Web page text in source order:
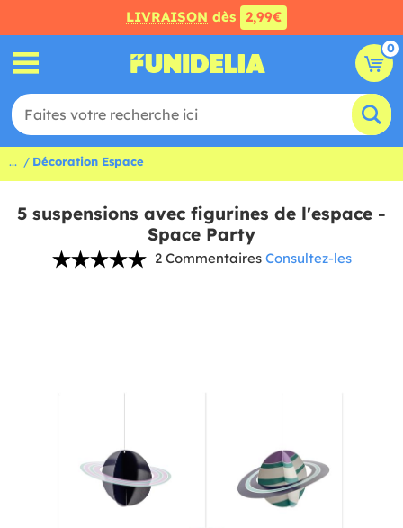
LIVRAISON dès 2,99€
0
... Décoration Espace
5 suspensions avec figurines de l'espace -
Space Party
2 Commentaires Consultez-les